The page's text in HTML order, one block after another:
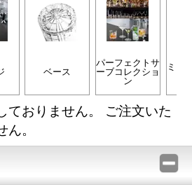
ベース
パーフェクトサ
ーブコレクショ
ン
ミキ
ておりません。 ご注文いた
。